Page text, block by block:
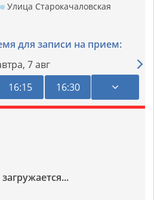
Улица Старокачаловская
для записи на прием:
7 авг
16:15 16:30